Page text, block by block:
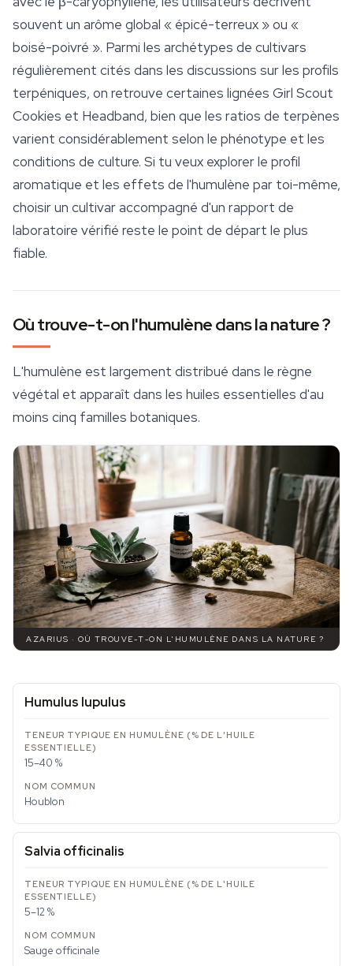
souvent un arôme global « épicé-terreux » ou «
boisé-poivré ». Parmi les archétypes de cultivars
régulièrement cités dans les discussions sur les profils
terpéniques, on retrouve certaines lignées Girl Scout
Cookies et Headband, bien que les ratios de terpènes
varient considérablement selon le phénotype et les
conditions de culture. Si tu veux explorer le profil
aromatique et les effets de l'humulène par toi-même,
choisir un cultivar accompagné d'un rapport de
laboratoire vérifié reste le point de départ le plus
fiable.
Où trouve-t-on l'humulène dans la nature ?
L'humulène est largement distribué dans le règne
végétal et apparaît dans les huiles essentielles d'au
moins cinq familles botaniques.
AZARIUS · OÙ TROUVE-T-ON L'HUMULÈNE DANS LA NATURE ?
Humulus lupulus
15–40 %
Houblon
Salvia officinalis
5–12 %
Sauge officinale